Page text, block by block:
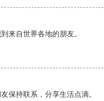
来自世界各地的朋友。
保持联系，分享生活点滴。